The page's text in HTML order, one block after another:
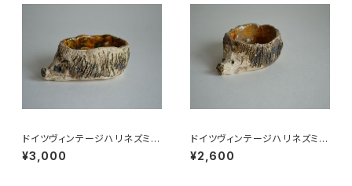
ドイツヴィンテージハリネズミの
小皿b
¥3,000
ドイツヴィンテージハリネズミの
小皿a
¥2,600